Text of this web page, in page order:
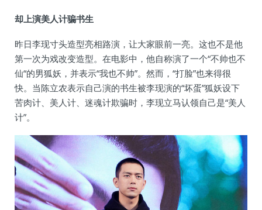
却上演美人计骗书生
昨日李现寸头造型亮相路演，让大家眼前一亮。这也不是他
第一次为戏改变造型。在电影中，他自称演了一个“不帅也不
仙“的男狐妖，并表示“我也不帅”。然而，“打脸”也来得很
快。当陈立农表示自己演的书生被李现演的“坏蛋”狐妖设下
苦肉计、美人计、迷魂计欺骗时，李现立马认领自己是“美人
计”。